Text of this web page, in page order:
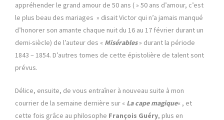
appréhender le grand amour de 50 ans ( » 50 ans d’amour, c’est
le plus beau des mariages » disait Victor qui n’a jamais manqué
d’honorer son amante chaque nuit du 16 au 17 février durant un
demi-siècle) de l’auteur des « Misérables» durant la période
1843 – 1854. D’autres tomes de cette épistolière de talent sont
prévus.
Délice, ensuite, de vous entraîner à nouveau suite à mon
courrier de la semaine dernière sur « La cape magique« , et
cette fois grâce au philosophe François Guéry, plus en